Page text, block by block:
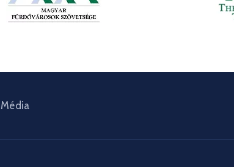
Média